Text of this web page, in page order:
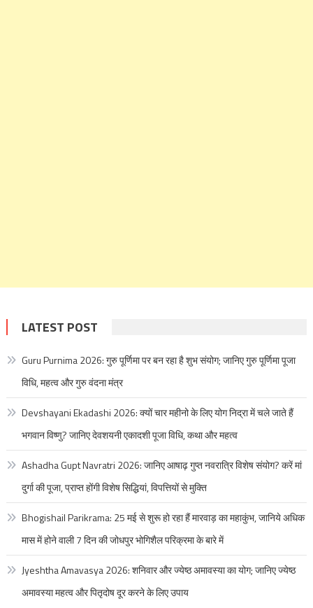
LATEST POST
Guru Purnima 2026: गुरु पूर्णिमा पर बन रहा है शुभ संयोग; जानिए गुरु पूर्णिमा पूजा
विधि, महत्व और गुरु वंदना मंत्र
Devshayani Ekadashi 2026: क्यों चार महीनो के लिए योग निद्रा में चले जाते हैं
भगवान विष्णु? जानिए देवशयनी एकादशी पूजा विधि, कथा और महत्व
Ashadha Gupt Navratri 2026: जानिए आषाढ़ गुप्त नवरात्रि विशेष संयोग? करें मां
दुर्गा की पूजा, प्राप्त होंगी विशेष सिद्धियां, विपत्तियों से मुक्ति
Bhogishail Parikrama: 25 मई से शुरू हो रहा हैं मारवाड़ का महाकुंभ, जानिये अधिक
मास में होने वाली 7 दिन की जोधपुर भोगिशैल परिक्रमा के बारे में
Jyeshtha Amavasya 2026: शनिवार और ज्येष्ठ अमावस्या का योग; जानिए ज्येष्ठ
अमावस्या महत्व और पितृदोष दूर करने के लिए उपाय